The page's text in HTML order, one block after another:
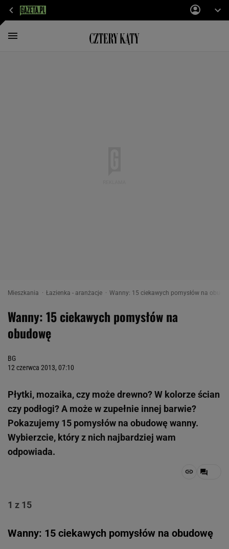
Mieszkania Łazienka - aranżacje Wanny: 15 ciekawych pomysłów na
Wanny: 15 ciekawych pomysłów na
obudowę
BG
12 czerwca 2013, 07:10
Płytki, mozaika, czy może drewno? W kolorze ścian
czy podłogi? A może w zupełnie innej barwie?
Pokazujemy 15 pomysłów na obudowę wanny.
Wybierzcie, który z nich najbardziej wam
odpowiada.
1 z 15
Wanny: 15 ciekawych pomysłów na obudowę